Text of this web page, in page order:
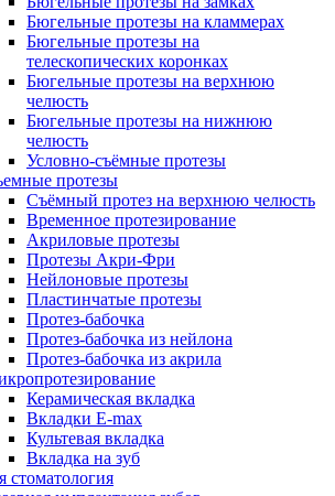
Бюгельные протезы на кламмерах
Бюгельные протезы на
телескопических коронках
Бюгельные протезы на верхнюю
челюсть
Бюгельные протезы на нижнюю
челюсть
Условно-съёмные протезы
протезы
Съёмный протез на верхнюю челюсть
Временное протезирование
Акриловые протезы
Протезы Акри-Фри
Нейлоновые протезы
Пластинчатые протезы
Протез-бабочка
Протез-бабочка из нейлона
Протез-бабочка из акрила
Керамическая вкладка
Вкладки E-max
Культевая вкладка
Вкладка на зуб
стоматология